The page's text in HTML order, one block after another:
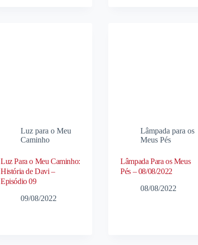
Luz para o Meu
Caminho
Luz Para o Meu Caminho:
História de Davi –
Episódio 09
09/08/2022
Lâmpada para os
Meus Pés
Lâmpada Para os Meus
Pés – 08/08/2022
08/08/2022